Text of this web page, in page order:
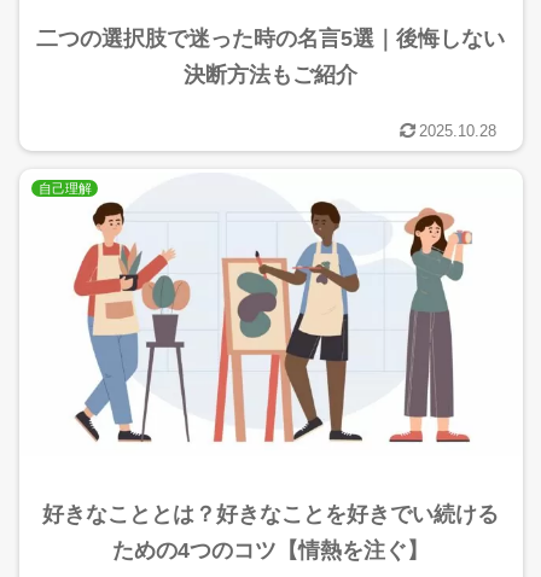
二つの選択肢で迷った時の名言5選｜後悔しない
決断方法もご紹介
2025.10.28
自己理解
好きなこととは？好きなことを好きでい続ける
ための4つのコツ【情熱を注ぐ】